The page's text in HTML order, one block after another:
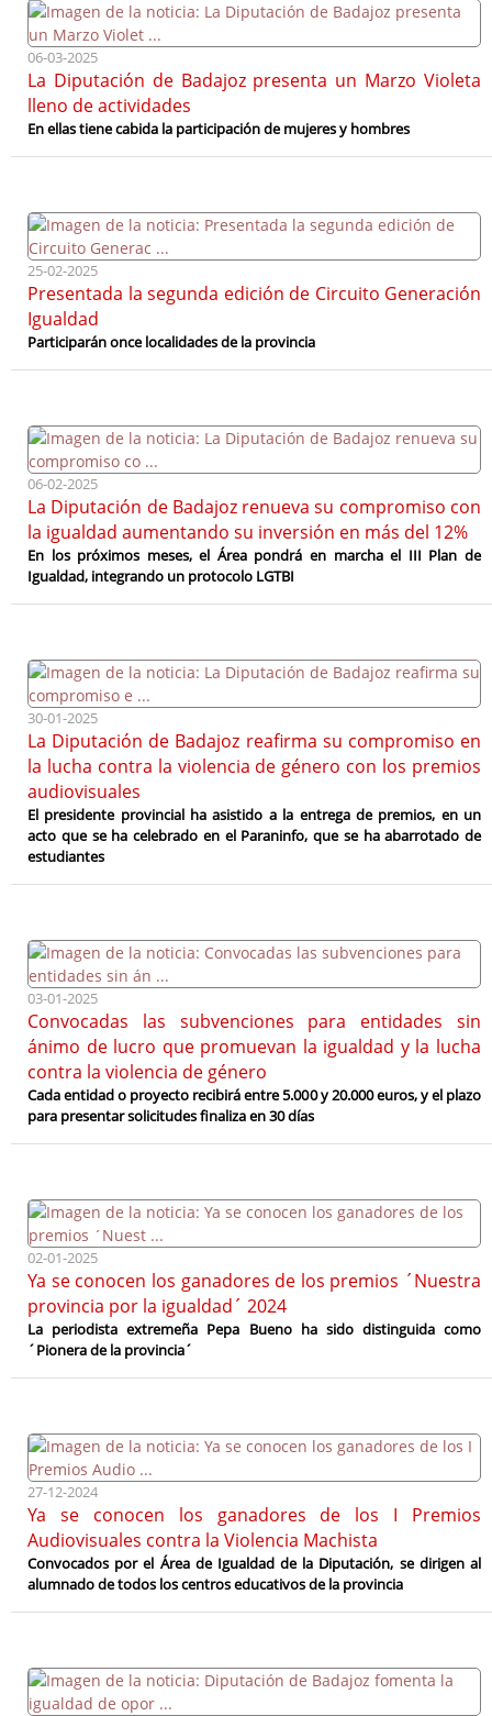
06-03-2025
La Diputación de Badajoz presenta un Marzo Violeta
lleno de actividades
En ellas tiene cabida la participación de mujeres y hombres
25-02-2025
Presentada la segunda edición de Circuito Generación
Igualdad
Participarán once localidades de la provincia
06-02-2025
La Diputación de Badajoz renueva su compromiso con
la igualdad aumentando su inversión en más del 12%
En los próximos meses, el Área pondrá en marcha el III Plan de
Igualdad, integrando un protocolo LGTBI
30-01-2025
La Diputación de Badajoz reafirma su compromiso en
la lucha contra la violencia de género con los premios
audiovisuales
El presidente provincial ha asistido a la entrega de premios, en un
acto que se ha celebrado en el Paraninfo, que se ha abarrotado de
estudiantes
03-01-2025
Convocadas las subvenciones para entidades sin
ánimo de lucro que promuevan la igualdad y la lucha
contra la violencia de género
Cada entidad o proyecto recibirá entre 5.000 y 20.000 euros, y el plazo
para presentar solicitudes finaliza en 30 días
02-01-2025
Ya se conocen los ganadores de los premios ´Nuestra
provincia por la igualdad´ 2024
La periodista extremeña Pepa Bueno ha sido distinguida como
´Pionera de la provincia´
27-12-2024
Ya se conocen los ganadores de los I Premios
Audiovisuales contra la Violencia Machista
Convocados por el Área de Igualdad de la Diputación, se dirigen al
alumnado de todos los centros educativos de la provincia